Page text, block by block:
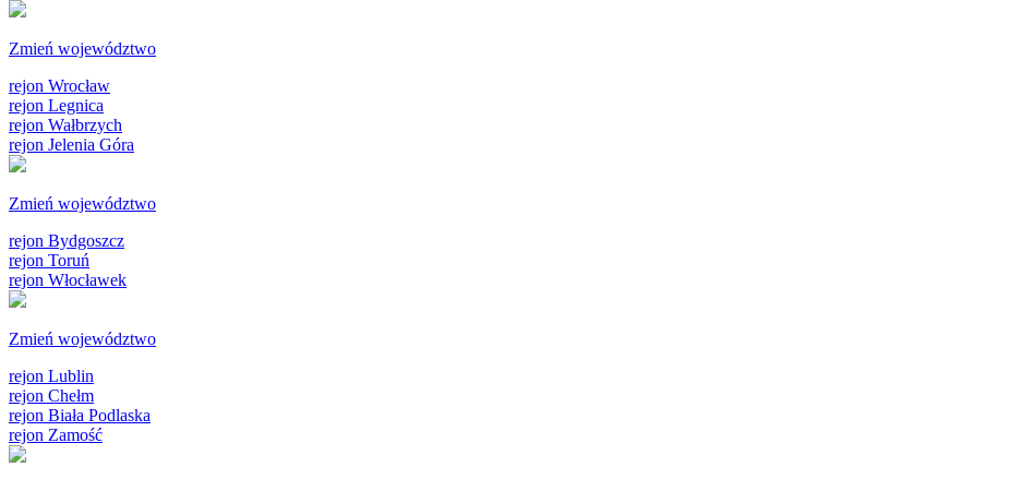
Zmień województwo
rejon Wrocław
rejon Legnica
rejon Wałbrzych
rejon Jelenia Góra
Zmień województwo
rejon Bydgoszcz
rejon Toruń
rejon Włocławek
Zmień województwo
rejon Lublin
rejon Chełm
rejon Biała Podlaska
rejon Zamość